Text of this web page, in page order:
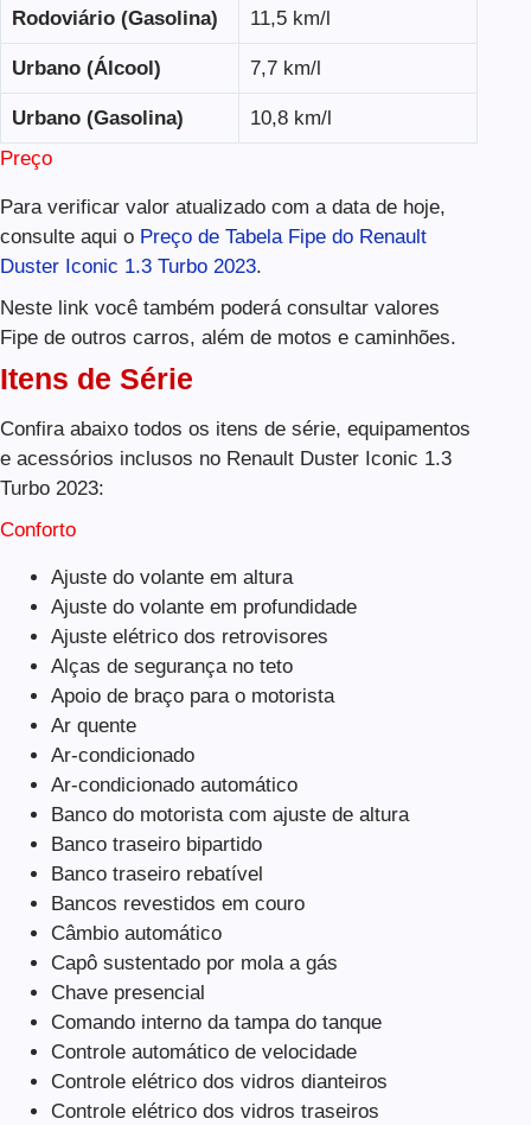
Rodoviário (Gasolina) 11,5 km/l
Urbano (Álcool) 7,7 km/l
Urbano (Gasolina)
10,8 km/l
Preço
Para verificar valor atualizado com a data de hoje,
consulte aqui o Preço de Tabela Fipe do Renault
Duster Iconic 1.3 Turbo 2023.
Neste link você também poderá consultar valores
Fipe de outros carros, além de motos e caminhões.
Itens de Série
Confira abaixo todos os itens de série, equipamentos
e acessórios inclusos no Renault Duster Iconic 1.3
Turbo 2023:
Conforto
Ajuste do volante em altura
Ajuste do volante em profundidade
Ajuste elétrico dos retrovisores
Alças de segurança no teto
Apoio de braço para o motorista
Ar quente
Ar-condicionado
Ar-condicionado automático
Banco do motorista com ajuste de altura
Banco traseiro bipartido
Banco traseiro rebatível
Bancos revestidos em couro
Câmbio automático
Capô sustentado por mola a gás
Chave presencial
Comando interno da tampa do tanque
Controle automático de velocidade
Controle elétrico dos vidros dianteiros
Controle elétrico dos vidros traseiros